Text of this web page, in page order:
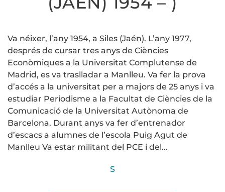
Va néixer, l’any 1954, a Siles (Jaén). L’any 1977,
després de cursar tres anys de Ciències
Econòmiques a la Universitat Complutense de
Madrid, es va traslladar a Manlleu. Va fer la prova
d’accés a la universitat per a majors de 25 anys i va
estudiar Periodisme a la Facultat de Ciències de la
Comunicació de la Universitat Autònoma de
Barcelona. Durant anys va fer d’entrenador
d’escacs a alumnes de l’escola Puig Agut de
Manlleu Va estar militant del PCE i del...
S